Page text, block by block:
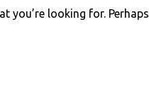
you’re looking for. Perhaps